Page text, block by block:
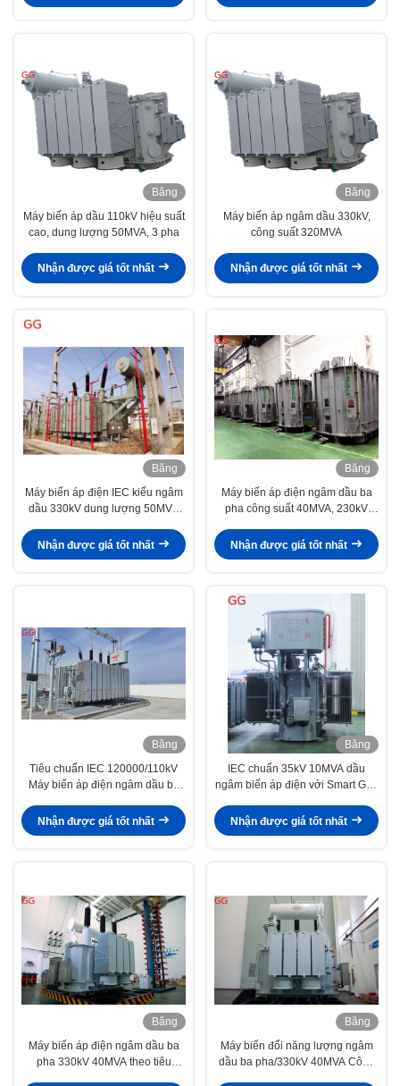
Băng
Máy biến áp dầu 110kV hiệu suất
cao, dung lượng 50MVA, 3 pha
Nhận được giá tốt nhất
Băng
hình
Máy biến áp ngâm dầu 330kV,
công suất 320MVA
Nhận được giá tốt nhất
Băng
hình
Máy biến áp điện IEC kiểu ngâm
dầu 330kV dung lượng 50MVA
Nhận được giá tốt nhất
Băng
hình
Máy biến áp điện ngâm dầu ba
pha công suất 40MVA, 230kV
điện và hệ thống năng lượng tái
tạo
Nhận được giá tốt nhất
Băng
hình
Tiêu chuẩn IEC 120000/110kV
Máy biến áp điện ngâm dầu ba
cao
Nhận được giá tốt nhất
Băng
hình
IEC chuẩn 35kV 10MVA dầu
ngâm biến áp điện với Smart Grid
tin cậy
Nhận được giá tốt nhất
Băng
hình
Máy biến áp điện ngâm dầu ba
pha 330kV 40MVA theo tiêu
Băng
hình
Máy biến đổi năng lượng ngâm
dầu ba pha/330kV 40MVA Công